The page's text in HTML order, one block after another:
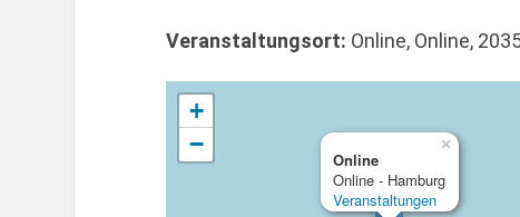
Veranstaltungsort: Online, Online,
Online
Online - Hamburg
Veranstaltungen
×
+
−